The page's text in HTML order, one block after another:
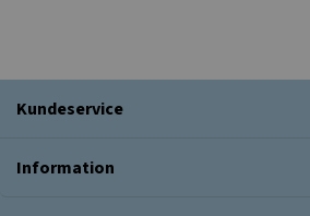
Kundeservice
Information